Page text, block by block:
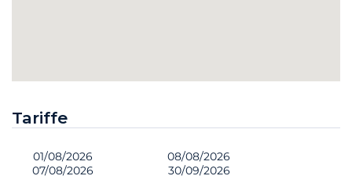
Tariffe
01/08/2026
07/08/2026
08/08/2026
30/09/2026